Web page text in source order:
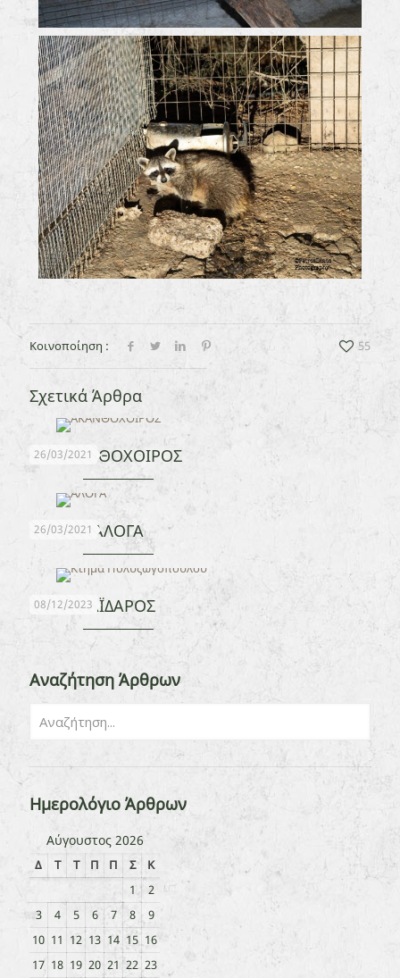
Κοινοποίηση : 55
Σχετικά Άρθρα
26/03/2021
ΑΚΑΝΘΟΧΟΙΡΟΣ
26/03/2021 ΑΛΟΓΑ
08/12/2023ΓΑΪΔΑΡΟΣ
Αναζήτηση Άρθρων
Ημερολόγιο Άρθρων
Αύγουστος 2026
Δ Τ Τ Π Π Σ
Κ
1
2
3
4 5 6 7 8
9
10 11 12 13 14 15 16
17 18 19 20 21 22 23